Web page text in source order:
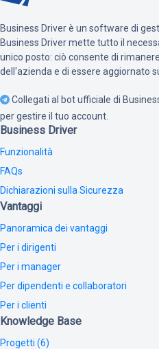
Business Driver è un software di
Business Driver mette tutto il
unico posto: ciò consente di
dell'azienda e di essere aggiornato
Collegati al bot ufficiale di
per gestire il tuo account.
Business Driver
Funzionalità
FAQs
Dichiarazioni sulla Sicurezza
Vantaggi
Panoramica dei vantaggi
Per i dirigenti
Per i manager
Per dipendenti e collaboratori
Per i clienti
Knowledge Base
Progetti (6)